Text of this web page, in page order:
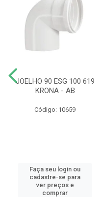
JOELHO 90 ESG 100 619
KRONA - AB
Código: 10659
Faça seu login ou
cadastre-se para
ver preços e
comprar